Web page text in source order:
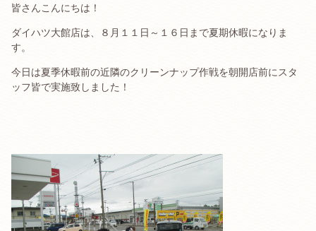
皆さんこんにちは！
ダイハツ大館店は、８月１１日～１６日まで夏期休暇になりま
す。
今日は夏季休暇前の近隣のクリーンナップ作戦を朝開店前にスタ
ッフ皆で実施致しました！